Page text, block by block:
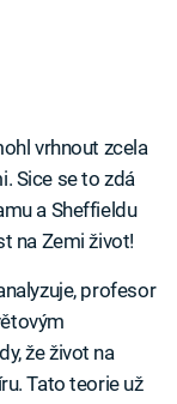
vrhnout zcela
Sice se to zdá
a Sheffieldu
na Zemi život!
profesor
že život na
Tato teorie už